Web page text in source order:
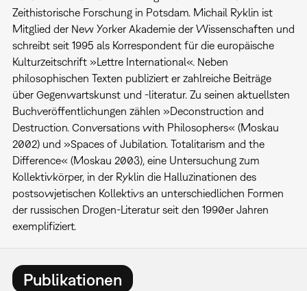
Zeithistorische Forschung in Potsdam. Michail Ryklin ist
Mitglied der New Yorker Akademie der Wissenschaften und
schreibt seit 1995 als Korrespondent für die europäische
Kulturzeitschrift »Lettre International«. Neben
philosophischen Texten publiziert er zahlreiche Beiträge
über Gegenwartskunst und -literatur. Zu seinen aktuellsten
Buchveröffentlichungen zählen »Deconstruction and
Destruction. Conversations with Philosophers« (Moskau
2002) und »Spaces of Jubilation. Totalitarism and the
Difference« (Moskau 2003), eine Untersuchung zum
Kollektivkörper, in der Ryklin die Halluzinationen des
postsowjetischen Kollektivs an unterschiedlichen Formen
der russischen Drogen-Literatur seit den 1990er Jahren
exemplifiziert.
Publikationen